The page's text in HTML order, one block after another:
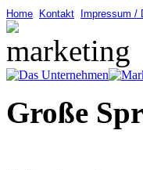
Home Kontakt Impressum /
Große